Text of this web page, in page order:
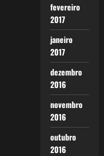
fevereiro
2017
janeiro
2017
dezembro
2016
novembro
2016
outubro
2016